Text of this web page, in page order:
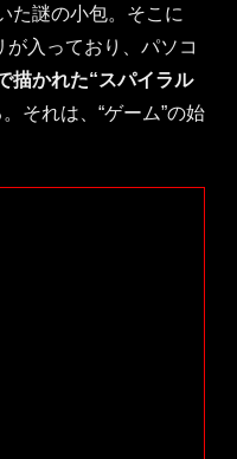
た謎の小包。そこに
が入っており、パソコ
描かれた“スパイラル
それは、“ゲーム”の始